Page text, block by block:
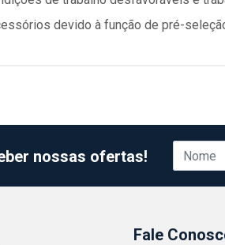
devido à função de pré-
nossas ofertas!
Fale